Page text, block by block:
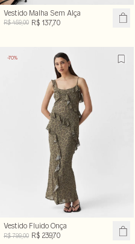
Vestido Malha Sem Alça
R$ 459,00 R$ 137,70
-70%
Vestido Fluido Onça
R$ 799,00 R$ 239,70